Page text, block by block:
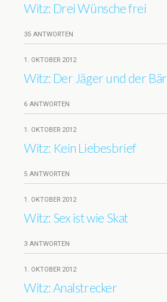
Witz: Drei Wünsche frei
35 ANTWORTEN
1. OKTOBER 2012
Witz: Der Jäger und der Bär
6 ANTWORTEN
1. OKTOBER 2012
Witz: Kein Liebesbrief
5 ANTWORTEN
1. OKTOBER 2012
Witz: Sex ist wie Skat
3 ANTWORTEN
1. OKTOBER 2012
Witz: Analstrecker